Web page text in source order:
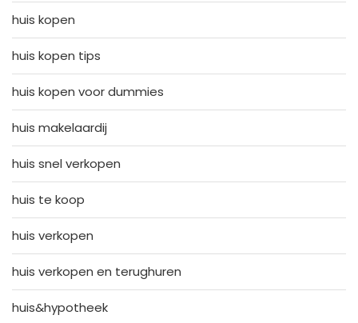
huis kopen
huis kopen tips
huis kopen voor dummies
huis makelaardij
huis snel verkopen
huis te koop
huis verkopen
huis verkopen en terughuren
huis&hypotheek